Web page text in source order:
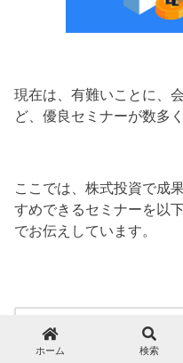
現在は、有難いことに、
ど、優良セミナーが数多
ここでは、株式投資で成
すめできるセミナーを以
でお伝えしています。
◯ 講義は満足できる内
ホーム 検索